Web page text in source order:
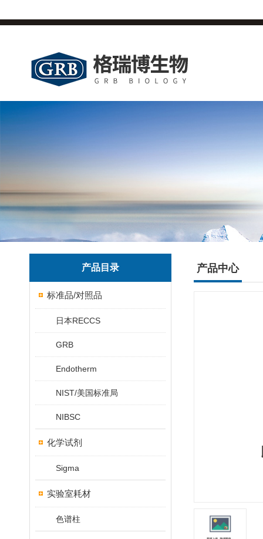
产品目录
标准品/对照品
日本RECCS
GRB
Endotherm
NIST/美国标准局
NIBSC
化学试剂
Sigma
实验室耗材
色谱柱
产品中心